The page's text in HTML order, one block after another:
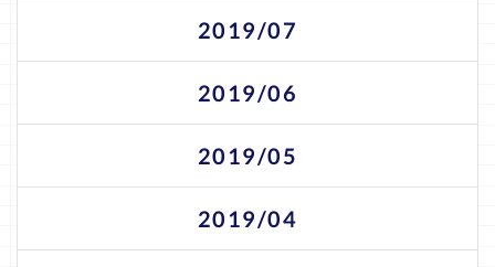
2019/07
2019/06
2019/05
2019/04